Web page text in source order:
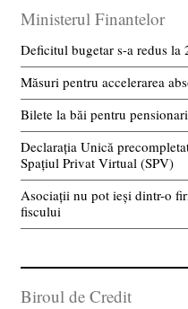
Ministerul Finantelor
Deficitul bugetar s-a redus la
Măsuri pentru accelerarea
Bilete la băi pentru
Declarația Unică
Spațiul Privat Virtual (SPV)
Asociații nu pot ieși dintr-o
fiscului
Biroul de Credit